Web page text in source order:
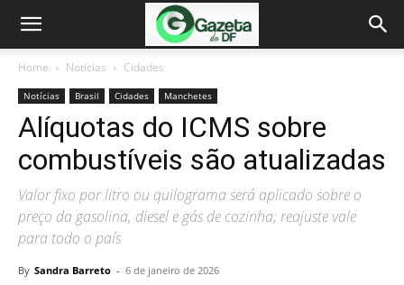
Home Notícias Cidades
Notícias Brasil Cidades Manchetes
Alíquotas do ICMS sobre
combustíveis são atualizadas
Valor fixo por litro ou quilograma será aplicado sobre o
preço da gasolina, diesel e gás de cozinha; reajuste vale
para todo o país
By Sandra Barreto - 6 de janeiro de 2026